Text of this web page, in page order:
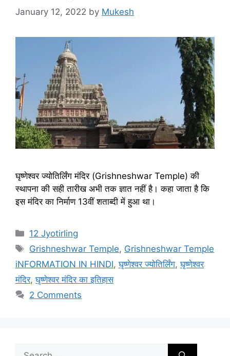
January 12, 2022 by Mukesh
घृष्णेश्वर ज्योतिर्लिंग मंदिर (Grishneshwar Temple) की
स्थापना की सही तारीख अभी तक ज्ञात नहीं है। कहा जाता है कि
इस मंदिर का निर्माण 13वीं शताब्दी में हुआ था।
Categories
12 Jyotirling
Tags
Grishneshwar Temple, Grishneshwar Temple
iNFORMATION IN HINDI,घृष्णेश्वर ज्योतिर्लिंग,घृष्णेश्वर
मंदिर,घृष्णेश्वर मंदिर का इतिहास
2 Comments